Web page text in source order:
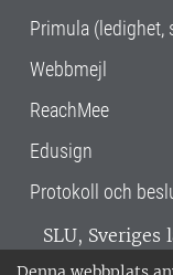
Primula (ledighet,
Webbmejl
ReachMee
Edusign
Protokoll och
SLU,
verksamhet